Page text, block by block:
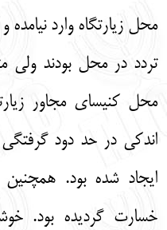
محل زیارتگاه وارد نیامده
تردد در محل بودند ولی
محل کنیسای مجاور
اندکی در حد دود
ایجاد شده بود.
خسارت گردیده بود.